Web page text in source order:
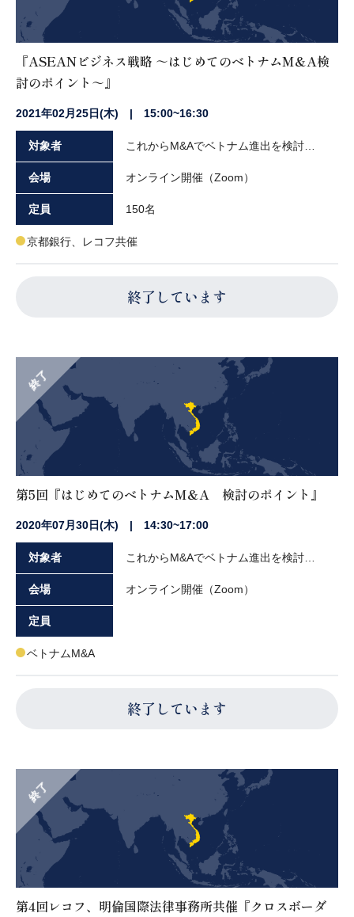
『ASEANビジネス戦略 ～はじめてのベトナムM&A検
討のポイント～』
2021年02月25日(木) | 15:00~16:30
対象者
会場 オンライン開催（Zoom）
定員 150名
京都銀行、レコフ共催
終了しています
終了
第5回『はじめてのベトナムM&A 検討のポイント』
2020年07月30日(木) | 14:30~17:00
対象者
会場 オンライン開催（Zoom）
定員
ベトナムM&A
終了しています
終了
第4回レコフ、明倫国際法律事務所共催『クロスボーダ